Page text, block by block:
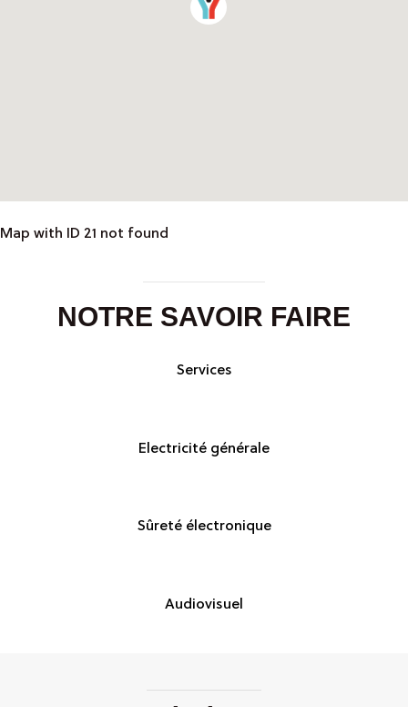
Map with ID 21 not found
NOTRE SAVOIR FAIRE
Services
Electricité générale
Sûreté électronique
Audiovisuel